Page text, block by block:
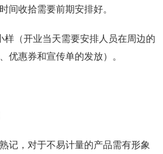
间收拾需要前期安排好。
样（开业当天需要安排人员在周边的
优惠券和宣传单的发放）。
记，对于不易计量的产品需有形象